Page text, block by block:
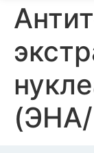
(ЭНА/